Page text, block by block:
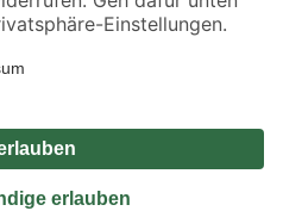
Die dargestellten Angebote sind unter
angegebenen Verfügbarkeiten beziehen
nicht für Artikel mit Speditionsversand, hier
Vertrag widerrufen